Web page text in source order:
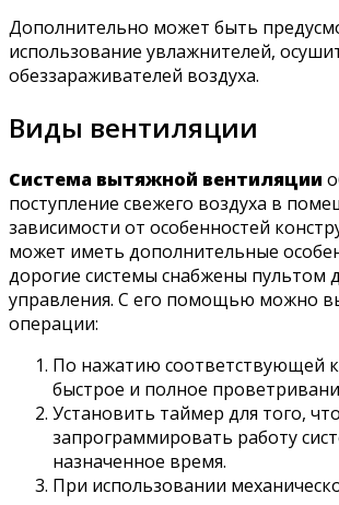
Дополнительно может быть
использование увлажнителей,
обеззараживателей воздуха.
Виды вентиляции
Система вытяжной вентиляции
поступление свежего воздуха в
зависимости от особенностей
может иметь дополнительные
дорогие системы снабжены пультом
управления. С его помощью можно
операции:
По нажатию соответствующей
быстрое и полное
Установить таймер для того,
запрограммировать работу
назначенное время.
При использовании